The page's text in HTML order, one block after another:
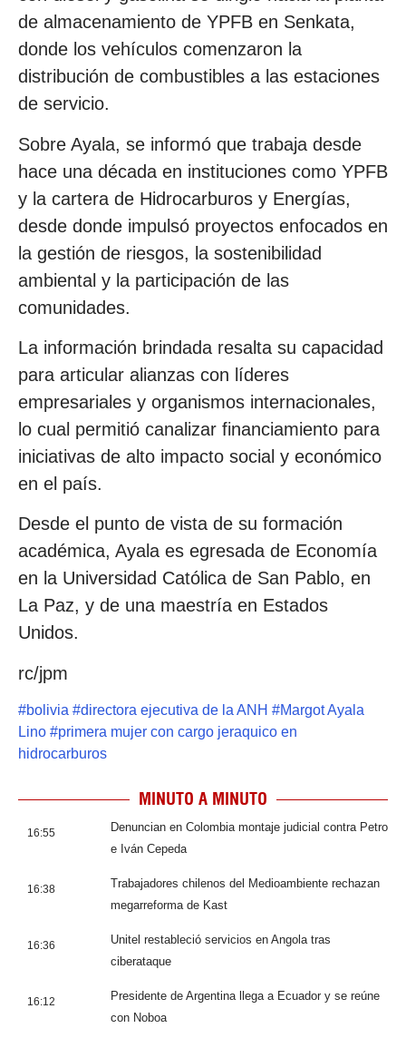
de almacenamiento de YPFB en Senkata,
donde los vehículos comenzaron la
distribución de combustibles a las estaciones
de servicio.
Sobre Ayala, se informó que trabaja desde
hace una década en instituciones como YPFB
y la cartera de Hidrocarburos y Energías,
desde donde impulsó proyectos enfocados en
la gestión de riesgos, la sostenibilidad
ambiental y la participación de las
comunidades.
La información brindada resalta su capacidad
para articular alianzas con líderes
empresariales y organismos internacionales,
lo cual permitió canalizar financiamiento para
iniciativas de alto impacto social y económico
en el país.
Desde el punto de vista de su formación
académica, Ayala es egresada de Economía
en la Universidad Católica de San Pablo, en
La Paz, y de una maestría en Estados
Unidos.
rc/jpm
#bolivia #directora ejecutiva de la ANH #Margot Ayala
Lino #primera mujer con cargo jeraquico en
hidrocarburos
MINUTO A MINUTO
16:55
Denuncian en Colombia montaje judicial contra Petro
e Iván Cepeda
16:38
Trabajadores chilenos del Medioambiente rechazan
megarreforma de Kast
16:36
Unitel restableció servicios en Angola tras
ciberataque
16:12
Presidente de Argentina llega a Ecuador y se reúne
con Noboa